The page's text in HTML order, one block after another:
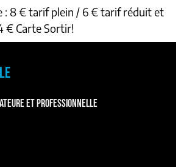
: 8 € tarif plein / 6 € tarif réduit et
€ Carte Sortir!
ET PROFESSIONNELLE